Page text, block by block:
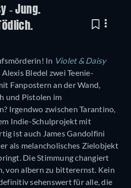
- Jung.
In Violet & Daisy
Bledel zwei Teenie-
Fanpostern an der Wand,
und Pistolen im
Irgendwo zwischen Tarantino,
Indie-Schulprojekt mit
ist auch James Gandolfini
als melancholisches Zielobjekt
Die Stimmung changiert
von albern zu bitterernst. Kein
sehenswert für alle, die